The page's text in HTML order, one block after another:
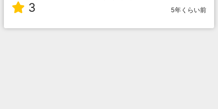
3 5年くらい前